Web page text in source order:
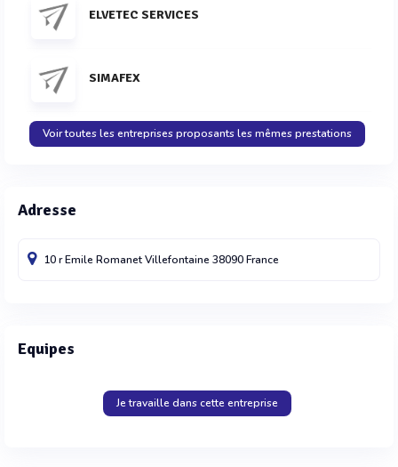
ELVETEC SERVICES
SIMAFEX
Voir toutes les entreprises proposants les mêmes prestations
Adresse
10 r Emile RomanetVillefontaine 38090France
Equipes
Je travaille dans cette entreprise